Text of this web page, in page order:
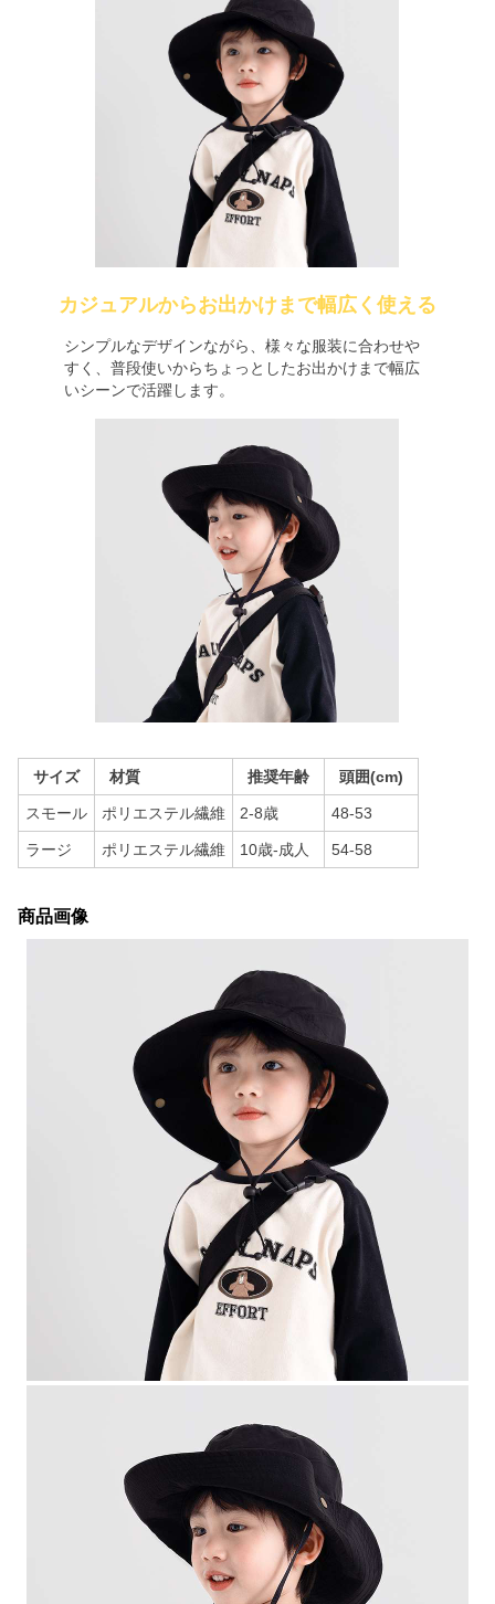
カジュアルからお出かけまで幅広く使える
シンプルなデザインながら、様々な服装に合わせや
すく、普段使いからちょっとしたお出かけまで幅広
いシーンで活躍します。
サイズ 材質 推奨年齢 頭囲(cm)
スモール ポリエステル繊維 2-8歳 48-53
ラージ ポリエステル繊維 10歳-成人 54-58
商品画像